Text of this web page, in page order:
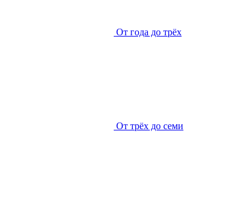
От года до трёх
От трёх до семи